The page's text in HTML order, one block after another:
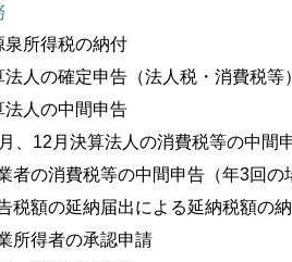
月分源泉所得税
算法人の確定申告（法人
月決算法人の中
、12月決算法人の消費税等の中間
業者の消費税等の中間申告
告税額の延納届出による
別農業所得者の承